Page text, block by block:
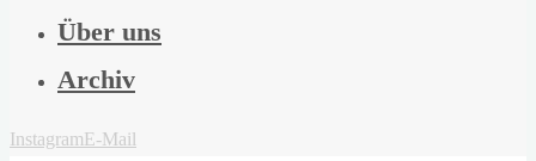
Über uns
Archiv
InstagramE-Mail